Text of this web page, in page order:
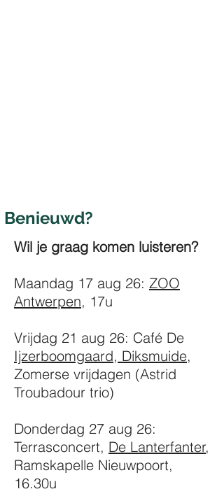
Benieuwd?
Wil je graag komen luisteren?
Maandag 17 aug 26: ZOO
Antwerpen, 17u
Vrijdag 21 aug 26: Café De
Ijzerboomgaard, Diksmuide,
Zomerse vrijdagen (Astrid
Troubadour trio)
Donderdag 27 aug 26:
Terrasconcert, De Lanterfanter,
Ramskapelle Nieuwpoort,
16.30u